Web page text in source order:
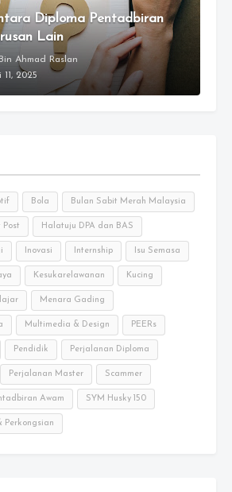
Diploma Pentadbiran
Lain
Ahmad Raslan
2025
Bola Bulan Sabit Merah Malaysia
Post Halatuju DPA dan BAS
Inovasi Internship Isu Semasa
Kesukarelawanan Kucing
Menara Gading
Multimedia & Design PEERs
Pendidik Perjalanan Diploma
Perjalanan Master Scammer
Awam SYM Husky 150
Perkongsian